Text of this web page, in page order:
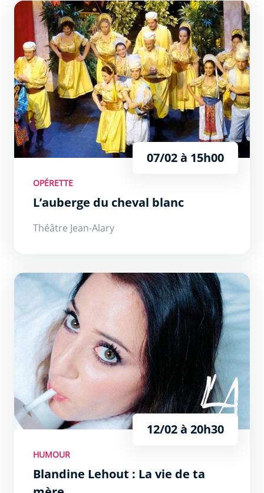
L’auberge du cheval blanc
07/02 à 15h00
OPÉRETTE
L’auberge du cheval blanc
Théâtre Jean-Alary
Blandine Lehout : La vie de ta mère
12/02 à 20h30
HUMOUR
Blandine Lehout : La vie de ta